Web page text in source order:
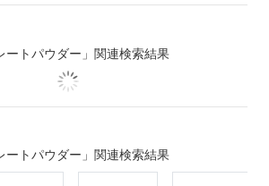
ートパウダー」関連検索結果
ートパウダー」関連検索結果